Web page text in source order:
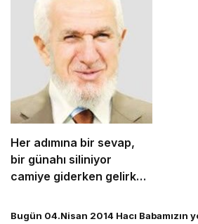
Her adımına bir sevap,
bir günahı siliniyor
camiye giderken gelirken
namazın garantisi var.
Bugün 04.Nisan 2014 Hacı Babamızın